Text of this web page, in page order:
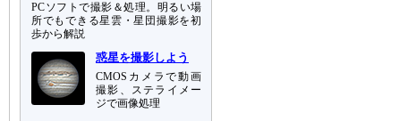
PCソフトで撮影＆処理。明るい場
所でもできる星雲・星団撮影を初
歩から解説
惑星を撮影しよう
CMOSカメラで動画
撮影、ステライメー
ジで画像処理